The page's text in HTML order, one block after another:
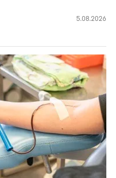
5.08.2026